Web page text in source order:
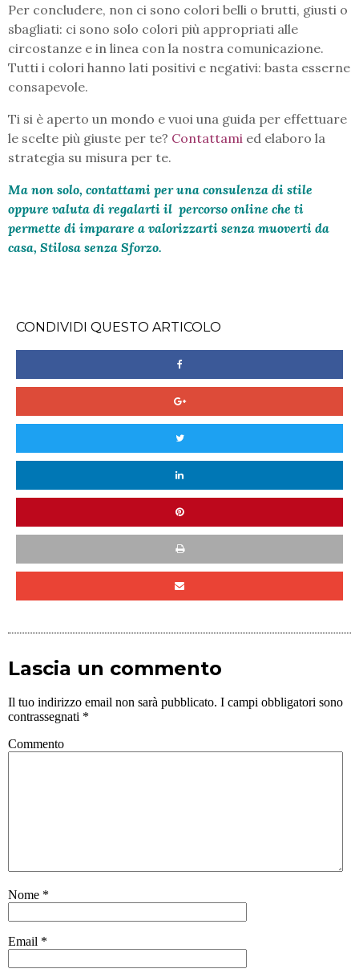
Per concludere, non ci sono colori belli o brutti, giusti o
sbagliati: ci sono solo colori più appropriati alle
circostanze e in linea con la nostra comunicazione.
Tutti i colori hanno lati positivi e negativi: basta esserne
consapevole.
Ti si è aperto un mondo e vuoi una guida per effettuare
le scelte più giuste per te? Contattami ed elaboro la
strategia su misura per te.
Ma non solo, contattami per una consulenza di stile
oppure valuta di regalarti il percorso online che ti
permette di imparare a valorizzarti senza muoverti da
casa, Stilosa senza Sforzo.
CONDIVIDI QUESTO ARTICOLO
Lascia un commento
Il tuo indirizzo email non sarà pubblicato. I campi obbligatori sono
contrassegnati *
Commento
Nome *
Email *